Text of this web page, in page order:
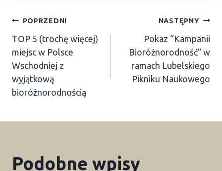
Nawigacja
wpisu
POPRZEDNI
TOP 5 (trochę więcej)
miejsc w Polsce
Wschodniej z
wyjątkową
bioróżnorodnością
NASTĘPNY
Pokaz “Kampanii
Bioróżnorodność” w
ramach Lubelskiego
Pikniku Naukowego
Podobne wpisy